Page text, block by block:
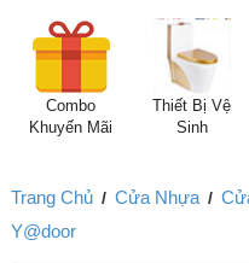
Combo
Khuyến Mãi
Thiết Bị Vệ
Sinh
Trang Chủ / Cửa Nhựa /
Y@door